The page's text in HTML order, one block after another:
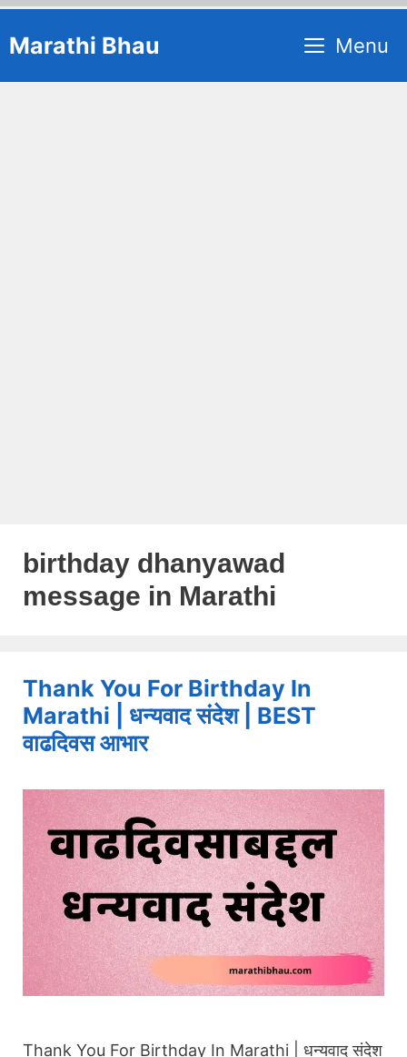
toMarathi Bhau Menu
birthday dhanyawad
message in Marathi
Thank You For Birthday In
Marathi | धन्यवाद संदेश | BEST
वाढदिवस आभार
Thank You For Birthday In Marathi | धन्यवाद संदेश